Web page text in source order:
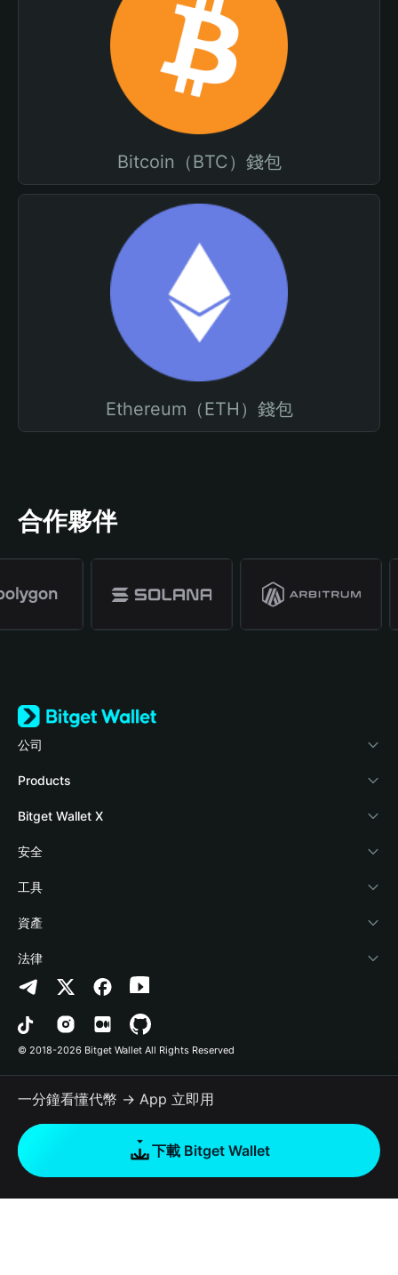
Bitcoin（BTC）錢包
Ethereum（ETH）錢包
合作夥伴
公司
關於 Bitget Wallet
部落格
學院
加密資訊
幫助中心
‌聯繫我們
品牌資源
工作機會
Products
Crypto Card
Stablecoin Earn
Payfi Crypto
Crypto Swap API
Altcoin Season Index
Prediction Markets
DApp
RWA
如何購買加密貨幣
Bitget Wallet X
開發者文件
連接錢包
Bitget Wallet Pay
合作上架
安全
風險保障基金
安全防護技術
工具
快捷買幣
授權檢測
合約檢測
批次轉帳
資產
Arbitrum
Avalanche
Bitcoin
Polygon
法律
隱私協議
用戶使用協議
© 2018-2026 Bitget Wallet All Rights Reserved
一分鐘看懂代幣 → App 立即用
下載 Bitget Wallet